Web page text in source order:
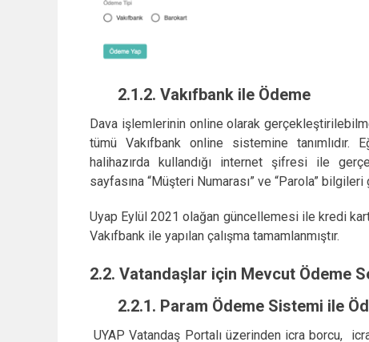
2.1.2. Vakıfbank ile Ödeme
Dava işlemlerinin online olarak
tümü Vakıfbank online sistemine
halihazırda kullandığı internet şifresi ile
sayfasına “Müşteri Numarası” ve “Parola”
Uyap Eylül 2021 olağan güncellemesi ile kredi
Vakıfbank ile yapılan çalışma tamamlanmıştır.
2.2. Vatandaşlar için Mevcut Ödeme
2.2.1. Param Ödeme Sistemi ile
UYAP Vatandaş Portalı üzerinden icra borcu,